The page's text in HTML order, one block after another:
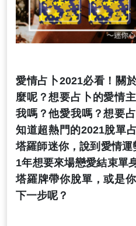
愛情占卜2021必看！關
麼呢？想要占卜的愛情
我嗎？他愛我嗎？想要
知道超熱門的2021脫單
塔羅師迷你，說到愛情
1年想要來場戀愛結束單
塔羅牌帶你脫單，或是
下一步呢？